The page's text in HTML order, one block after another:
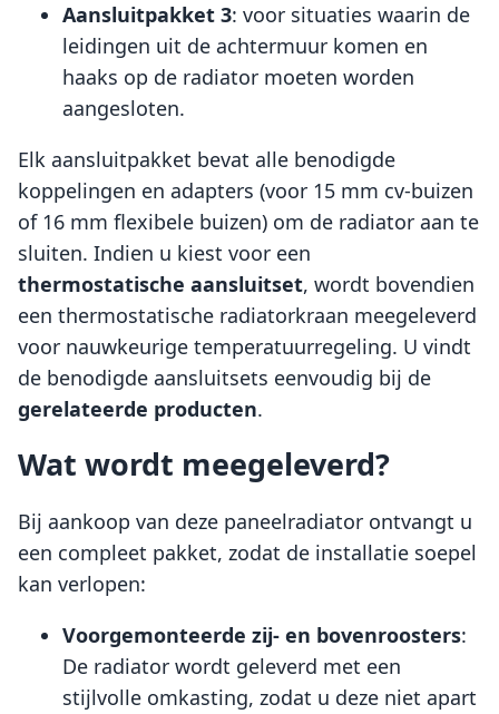
Aansluitpakket 3: voor situaties waarin de
leidingen uit de achtermuur komen en
haaks op de radiator moeten worden
aangesloten.
Elk aansluitpakket bevat alle benodigde
koppelingen en adapters (voor 15 mm cv-buizen
of 16 mm flexibele buizen) om de radiator aan te
sluiten. Indien u kiest voor een
thermostatische aansluitset, wordt bovendien
een thermostatische radiatorkraan meegeleverd
voor nauwkeurige temperatuurregeling. U vindt
de benodigde aansluitsets eenvoudig bij de
gerelateerde producten.
Wat wordt meegeleverd?
Bij aankoop van deze paneelradiator ontvangt u
een compleet pakket, zodat de installatie soepel
kan verlopen:
Voorgemonteerde zij- en bovenroosters:
De radiator wordt geleverd met een
stijlvolle omkasting, zodat u deze niet apart